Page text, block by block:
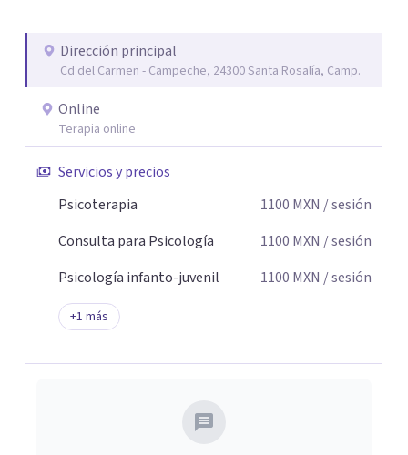
auténtica y comunicación clara y directa para darte
seguridad emocional y una dirección firme de tu proceso
de cambio.
Dirección principal
Cd del Carmen - Campeche, 24300 Santa Rosalía, Camp.
Online
Terapia online
Servicios y precios
Psicoterapia
1100 MXN / sesión
Consulta para Psicología
1100 MXN / sesión
Psicología infanto-juvenil
1100 MXN / sesión
+1 más